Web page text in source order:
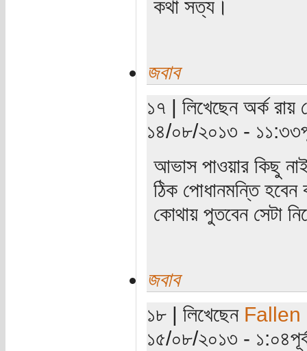
কথা সত্য।
জবাব
১৭ | লিখেছেন অর্ক রায়
১৪/০৮/২০১৩ -
আভাস পাওয়ার কিছু
ঠিক পোধানমন্তি
কোথায় পুতবেন সেটা
জবাব
১৮ | লিখেছেন Fallen
১৫/০৮/২০১৩ -